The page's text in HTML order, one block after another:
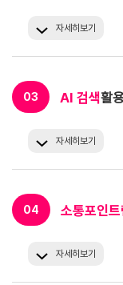
자세히보기
03 AI 검색활
자세히보기
04 소통포인
자세히보기